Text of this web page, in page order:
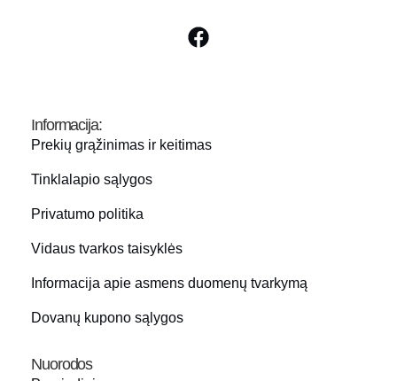
Informacija:
Prekių grąžinimas ir keitimas
Tinklalapio sąlygos
Privatumo politika
Vidaus tvarkos taisyklės
Informacija apie asmens duomenų tvarkymą
Dovanų kupono sąlygos
Nuorodos